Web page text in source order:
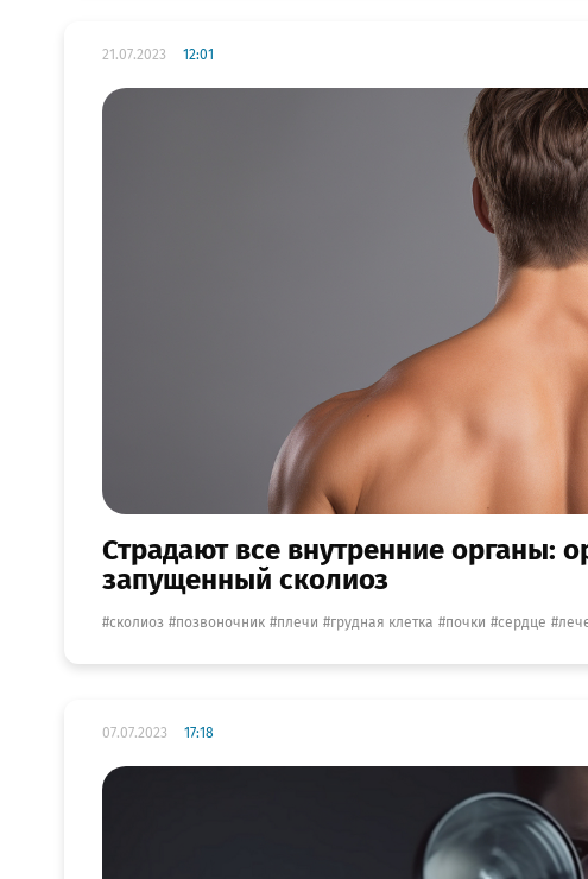
21.07.2023 12:01
Страдают все внутренние органы:
запущенный сколиоз
сколиоз позвоночник плечи грудная клетка почки сердце
07.07.2023 17:18